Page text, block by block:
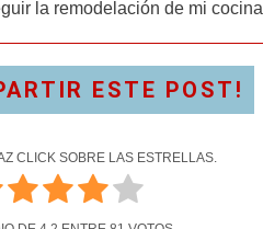
la remodelación de mi
ESTE POST!
CLICK SOBRE LAS ESTRELLAS.